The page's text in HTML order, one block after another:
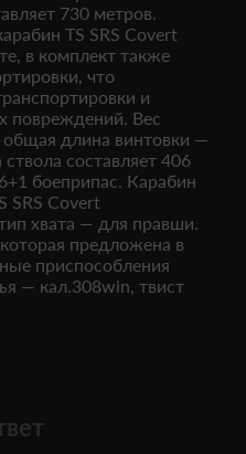
730 метров.
TS SRS Covert
в комплект также
что
и
повреждений. Вес
общая длина винтовки —
составляет 406
боеприпас. Карабин
SRS Covert
хвата — для правши.
предложена в
приспособления
— кал.308win, твист